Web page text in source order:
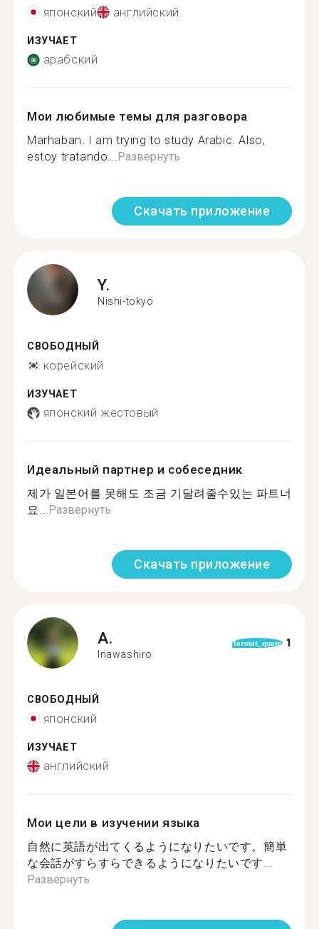
японский английский
ИЗУЧАЕТ
арабский
Мои любимые темы для разговора
Marhaban. I am trying to study Arabic. Also,
estoy tratando...Развернуть
Скачать приложение
Y.
Nishi-tokyo
СВОБОДНЫЙ
корейский
ИЗУЧАЕТ
японский жестовый
Идеальный партнер и собеседник
제가 일본어를 못해도 조금 기달려줄수있는 파트너
요...Развернуть
Скачать приложение
A.
Inawashiro
format_quote 1
СВОБОДНЫЙ
японский
ИЗУЧАЕТ
английский
Мои цели в изучении языка
自然に英語が出てくるようになりたいです。簡単
な会話がすらすらできるようになりたいです...
Развернуть